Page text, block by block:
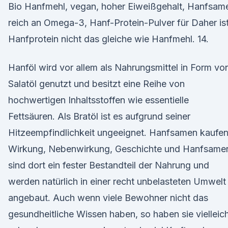
Bio Hanfmehl, vegan, hoher Eiweißgehalt,
reich an Omega-3, Hanf-Protein-Pulver für Daher
Hanfprotein nicht das gleiche wie Hanfmehl. 14.
Hanföl wird vor allem als Nahrungsmittel in Form
Salatöl genutzt und besitzt eine Reihe von
hochwertigen Inhaltsstoffen wie essentielle
Fettsäuren. Als Bratöl ist es aufgrund seiner
Hitzeempfindlichkeit ungeeignet. Hanfsamen
Wirkung, Nebenwirkung, Geschichte und
sind dort ein fester Bestandteil der Nahrung und
werden natürlich in einer recht unbelasteten Umwelt
angebaut. Auch wenn viele Bewohner nicht das
gesundheitliche Wissen haben, so haben sie